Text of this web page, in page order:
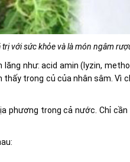
trị với sức khỏe và là món ngâm
như: acid amin (lyzin,
trong củ của nhân sâm. Vì
phương trong cả nước. Chỉ